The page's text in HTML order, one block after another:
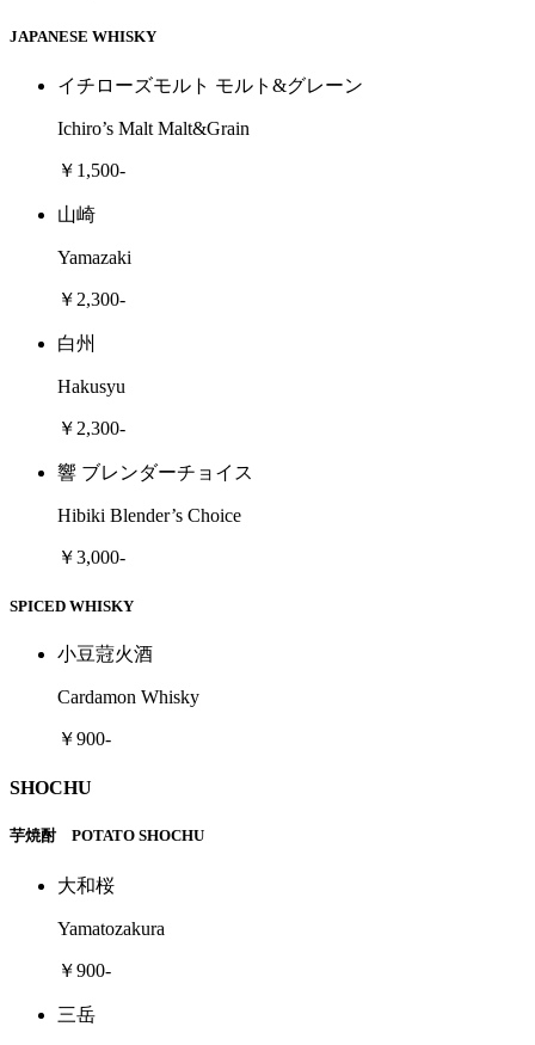
JAPANESE WHISKY
イチローズモルト モルト&グレーン
Ichiro’s Malt Malt&Grain
￥1,500-
山崎
Yamazaki
￥2,300-
白州
Hakusyu
￥2,300-
響 ブレンダーチョイス
Hibiki Blender’s Choice
￥3,000-
SPICED WHISKY
小豆蒄火酒
Cardamon Whisky
￥900-
SHOCHU
芋焼酎 POTATO SHOCHU
大和桜
Yamatozakura
￥900-
三岳